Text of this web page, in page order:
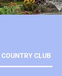
CLUB